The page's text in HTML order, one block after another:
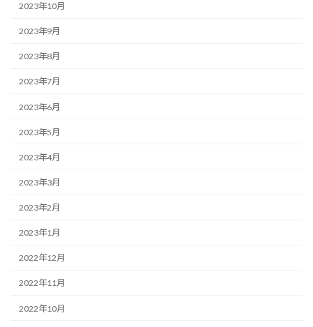
2023年10月
2023年9月
2023年8月
2023年7月
2023年6月
2023年5月
2023年4月
2023年3月
2023年2月
2023年1月
2022年12月
2022年11月
2022年10月